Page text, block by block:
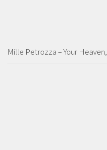
Mille Petrozza – Your